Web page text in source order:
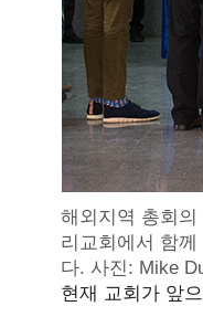
해외지역 총회
리교회 에서 함
다. 사진: Mike
현재 교회가 앞